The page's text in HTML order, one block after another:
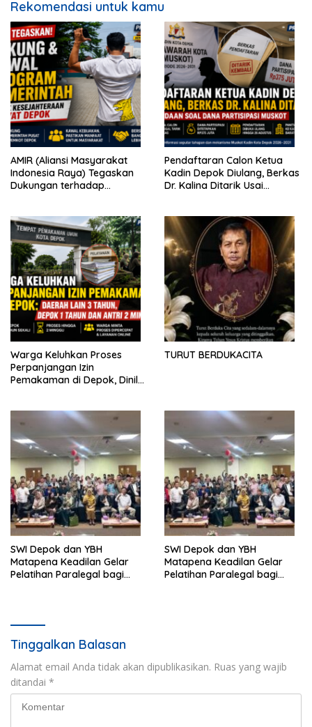
Rekomendasi untuk kamu
AMIR (Aliansi Masyarakat
Indonesia Raya) Tegaskan
Dukungan terhadap
Pendaftaran Calon Ketua
Kadin Depok Diulang, Berkas
Dr. Kalina Ditarik Usai
Warga Keluhkan Proses
Perpanjangan Izin
Pemakaman di Depok, Dinilai
TURUT BERDUKACITA
SWI Depok dan YBH
Matapena Keadilan Gelar
Pelatihan Paralegal bagi
SWI Depok dan YBH
Matapena Keadilan Gelar
Pelatihan Paralegal bagi
Tinggalkan Balasan
Alamat email Anda tidak akan dipublikasikan. Ruas yang wajib
ditandai *